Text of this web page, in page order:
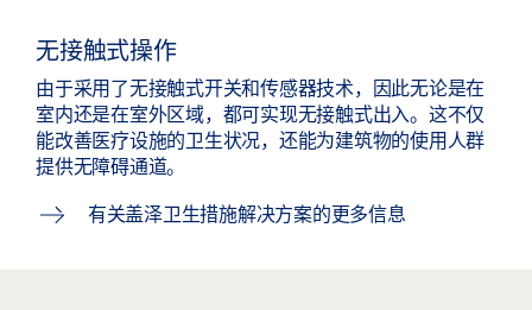
无接触式操作
由于采用了无接触式开关和传感器技术，因此无论是在
室内还是在室外区域，都可实现无接触式出入。这不仅
能改善医疗设施的卫生状况，还能为建筑物的使用人群
提供无障碍通道。
有关盖泽卫生措施解决方案的更多信息